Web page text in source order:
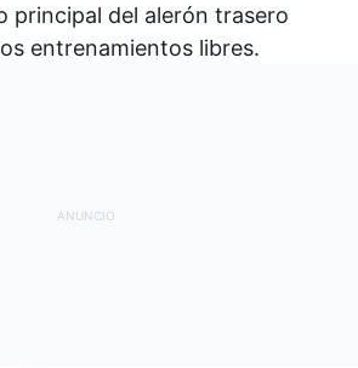
principal del alerón trasero
entrenamientos libres.